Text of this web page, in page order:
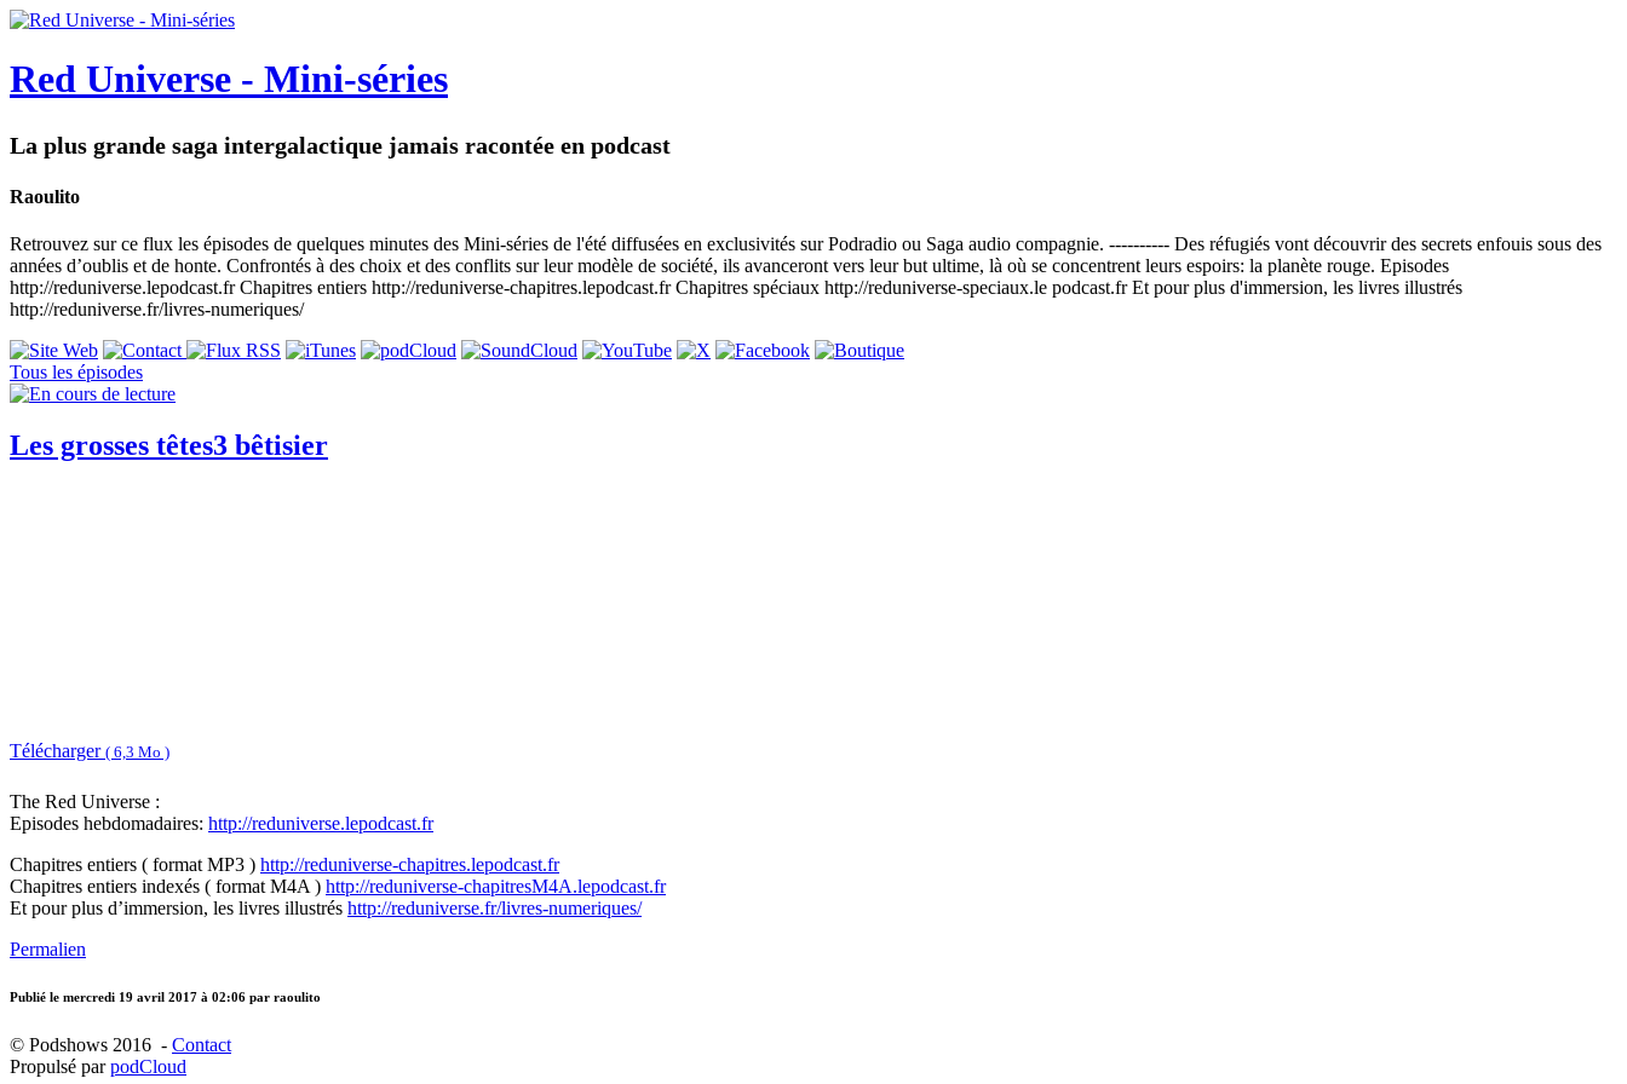
Red Universe - Mini-séries
La plus grande saga intergalactique jamais racontée en podcast
Raoulito
Retrouvez sur ce flux les épisodes de quelques minutes des Mini-séries de l'été diffusées en exclusivités sur Podradio ou Saga audio compagnie. ---------- Des réfugiés vont découvrir des secrets enfouis sous des
années d’oublis et de honte. Confrontés à des choix et des conflits sur leur modèle de société, ils avanceront vers leur but ultime, là où se concentrent leurs espoirs: la planète rouge. Episodes
http://reduniverse.lepodcast.fr Chapitres entiers http://reduniverse-chapitres.lepodcast.fr Chapitres spéciaux http://reduniverse-speciaux.le podcast.fr Et pour plus d'immersion, les livres illustrés
http://reduniverse.fr/livres-numeriques/
Tous les épisodes
Les grosses têtes3 bêtisier
Télécharger ( 6,3 Mo )
The Red Universe :
Episodes hebdomadaires: http://reduniverse.lepodcast.fr
Chapitres entiers ( format MP3 ) http://reduniverse-chapitres.lepodcast.fr
Chapitres entiers indexés ( format M4A ) http://reduniverse-chapitresM4A.lepodcast.fr
Et pour plus d’immersion, les livres illustrés http://reduniverse.fr/livres-numeriques/
Permalien
Publié le mercredi 19 avril 2017 à 02:06 par raoulito
© Podshows 2016 - Contact
Propulsé parpodCloud